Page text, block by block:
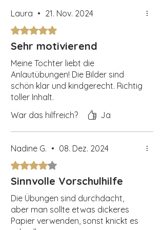
Laura • 21. Nov. 2024
Mit 5 von 5 Sternen bewertet.
Sehr motivierend
Meine Tochter liebt die
Anlautübungen! Die Bilder sind
schön klar und kindgerecht. Richtig
toller Inhalt.
War das hilfreich?
Ja
Nadine G. • 08. Dez. 2024
Mit 4 von 5 Sternen bewertet.
Sinnvolle Vorschulhilfe
Die Übungen sind durchdacht,
aber man sollte etwas dickeres
Papier verwenden, sonst knickt es